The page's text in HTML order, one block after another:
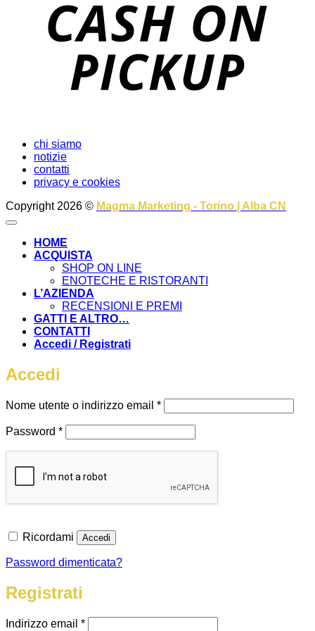
chi siamo
notizie
contatti
privacy e cookies
Copyright 2026 © Magma Marketing - Torino | Alba CN
HOME
ACQUISTA
SHOP ON LINE
ENOTECHE E RISTORANTI
L’AZIENDA
RECENSIONI E PREMI
GATTI E ALTRO…
CONTATTI
Accedi / Registrati
Accedi
Nome utente o indirizzo email *Richiesto
Password *Richiesto
Ricordami Accedi
Password dimenticata?
Registrati
Indirizzo email *Richiesto